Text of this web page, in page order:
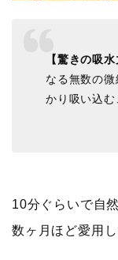
【驚きの吸
なる無数の
かり吸い込む
10分ぐらいで自
数ヶ月ほど愛用し